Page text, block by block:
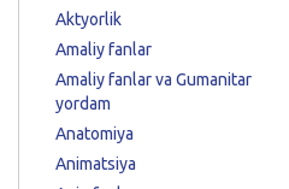
Aktyorlik
Amaliy fanlar
Amaliy fanlar va Gumanitar
yordam
Anatomiya
Animatsiya